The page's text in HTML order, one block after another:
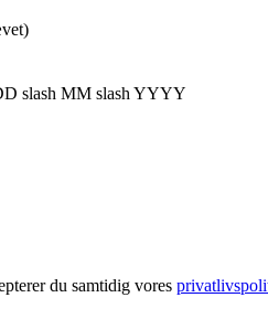
slash MM slash YYYY
du samtidig vores